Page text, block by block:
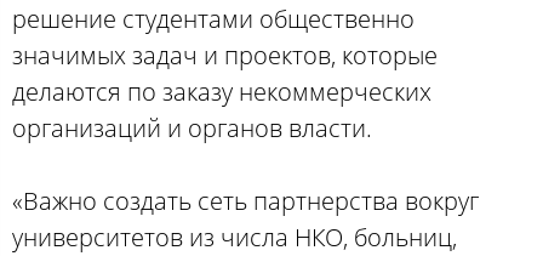
решение студентами общественно
значимых задач и проектов, которые
делаются по заказу некоммерческих
организаций и органов власти.
«Важно создать сеть партнерства вокруг
университетов из числа НКО, больниц,